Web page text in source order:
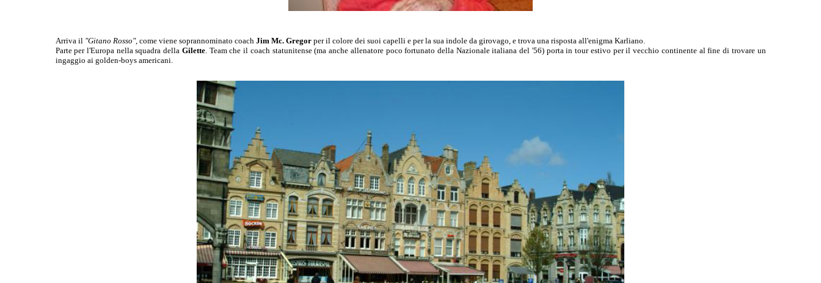
Arriva il "Gitano Rosso", come viene soprannominato coach Jim Mc. Gregorper il colore dei suoi capelli e per la sua indole da girovago, e trova una risposta all'enigma Karliano.
Parte per l'Europa nella squadra della Gilette. Team che il coach statunitense (ma anche allenatore poco fortunato della Nazionale italiana del '56) porta in tour estivo per il vecchio continente al fine di trovare un
ingaggio ai golden-boys americani.